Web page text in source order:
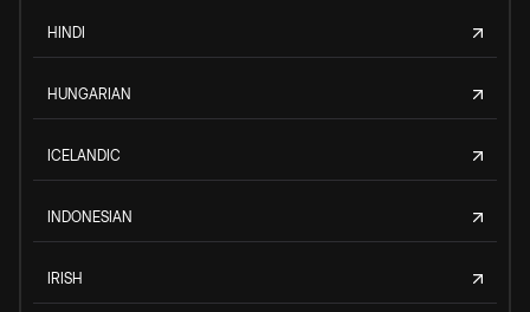
HINDI
HUNGARIAN
ICELANDIC
INDONESIAN
IRISH